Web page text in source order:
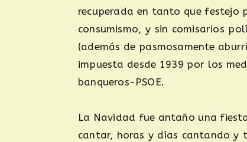
recuperada en tanto que festejo
consumismo, y sin comisarios
(además de pasmosamente
impuesta desde 1939 por los
banqueros-PSOE.
La Navidad fue antaño una
cantar, horas y días cantando y